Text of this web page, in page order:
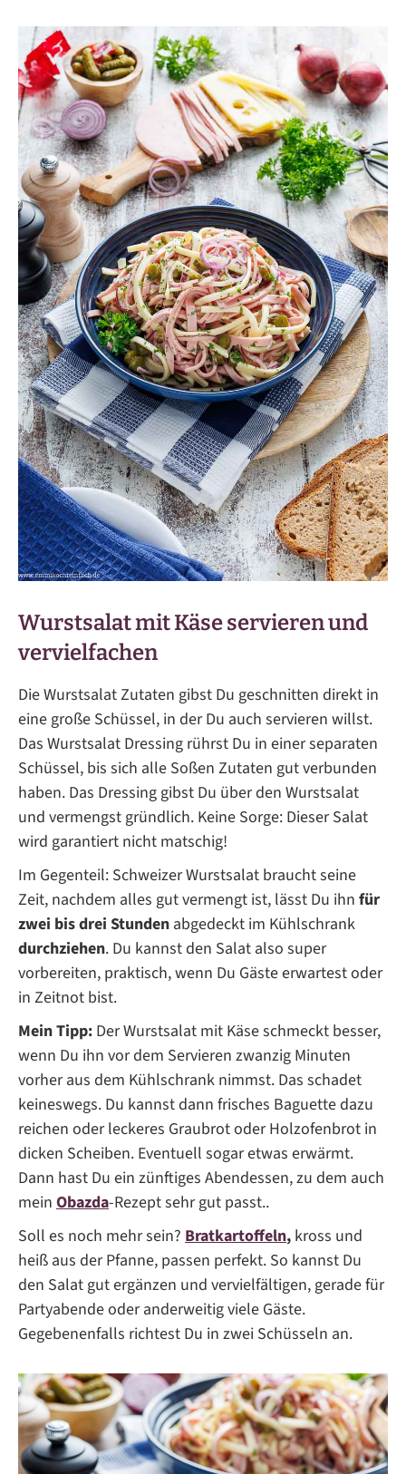
Wurstsalat mit Käse servieren und
vervielfachen
Die Wurstsalat Zutaten gibst Du geschnitten direkt in
eine große Schüssel, in der Du auch servieren willst.
Das Wurstsalat Dressing rührst Du in einer separaten
Schüssel, bis sich alle Soßen Zutaten gut verbunden
haben. Das Dressing gibst Du über den Wurstsalat
und vermengst gründlich. Keine Sorge: Dieser Salat
wird garantiert nicht matschig!
Im Gegenteil: Schweizer Wurstsalat braucht seine
Zeit, nachdem alles gut vermengt ist, lässt Du ihn für
zwei bis drei Stunden abgedeckt im Kühlschrank
durchziehen. Du kannst den Salat also super
vorbereiten, praktisch, wenn Du Gäste erwartest oder
in Zeitnot bist.
Mein Tipp: Der Wurstsalat mit Käse schmeckt besser,
wenn Du ihn vor dem Servieren zwanzig Minuten
vorher aus dem Kühlschrank nimmst. Das schadet
keineswegs. Du kannst dann frisches Baguette dazu
reichen oder leckeres Graubrot oder Holzofenbrot in
dicken Scheiben. Eventuell sogar etwas erwärmt.
Dann hast Du ein zünftiges Abendessen, zu dem auch
mein Obazda-Rezept sehr gut passt..
Soll es noch mehr sein? Bratkartoffeln, kross und
heiß aus der Pfanne, passen perfekt. So kannst Du
den Salat gut ergänzen und vervielfältigen, gerade für
Partyabende oder anderweitig viele Gäste.
Gegebenenfalls richtest Du in zwei Schüsseln an.